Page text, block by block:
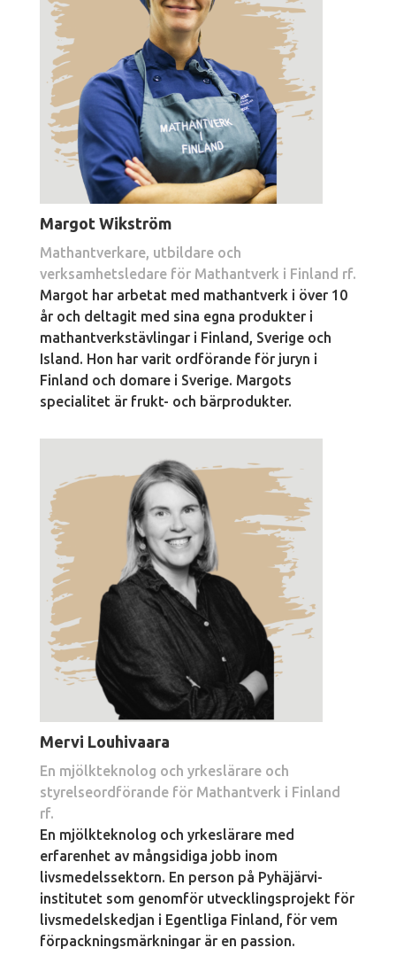
Margot Wikström
Mathantverkare, utbildare och
verksamhetsledare för Mathantverk i Finland rf.
Margot har arbetat med mathantverk i över 10
år och deltagit med sina egna produkter i
mathantverkstävlingar i Finland, Sverige och
Island. Hon har varit ordförande för juryn i
Finland och domare i Sverige. Margots
specialitet är frukt- och bärprodukter.
Mervi Louhivaara
En mjölkteknolog och yrkeslärare och
styrelseordförande för Mathantverk i Finland
rf.
En mjölkteknolog och yrkeslärare med
erfarenhet av mångsidiga jobb inom
livsmedelssektorn. En person på Pyhäjärvi-
institutet som genomför utvecklingsprojekt för
livsmedelskedjan i Egentliga Finland, för vem
förpackningsmärkningar är en passion.